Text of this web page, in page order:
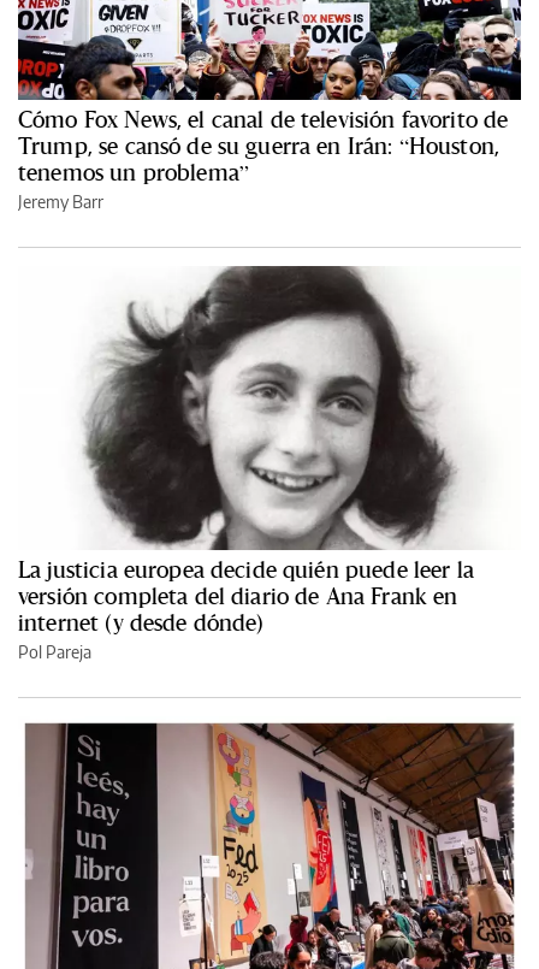
Cómo Fox News, el canal de televisión favorito de
Trump, se cansó de su guerra en Irán: “Houston,
tenemos un problema”
Jeremy Barr
La justicia europea decide quién puede leer la
versión completa del diario de Ana Frank en
internet (y desde dónde)
Pol Pareja